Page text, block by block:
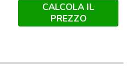
CALCOLA IL
PREZZO